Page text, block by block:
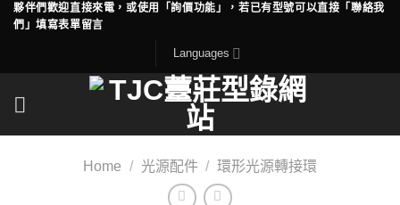
Skip夥伴們歡迎直接來電，或使用「詢價功能」，若已有型號可以直接「聯絡我
們」填寫表單留言
Languages
Home / 光源配件 / 環形光源轉接環